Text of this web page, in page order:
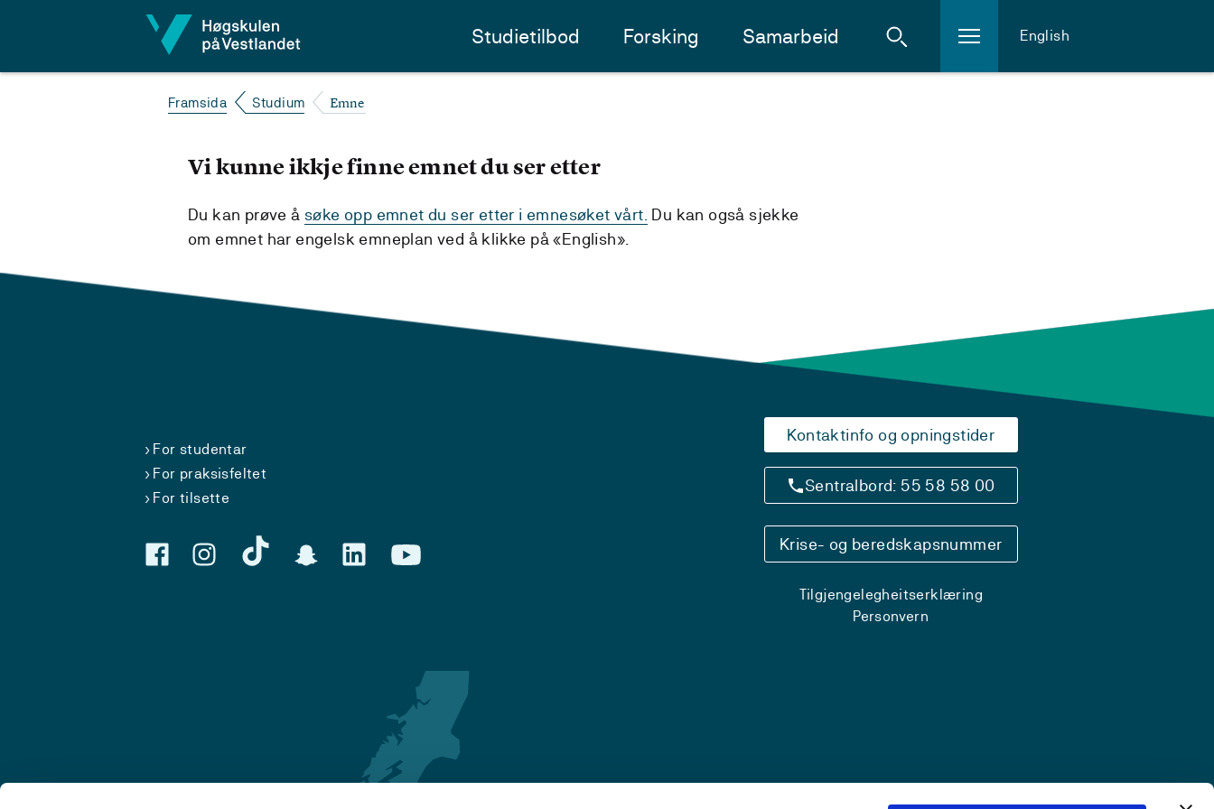
Studietilbod Forsking Samarbeid English
Framsida Studium Emne
Vi kunne ikkje finne emnet du ser etter
Du kan prøve å søke opp emnet du ser etter i emnesøket vårt. Du kan også sjekke
om emnet har engelsk emneplan ved å klikke på «English».
For studentar
For praksisfeltet
For tilsette
Kontaktinfo og opningstider
Sentralbord: 55 58 58 00
Krise- og beredskapsnummer
Tilgjengelegheitserklæring
Personvern